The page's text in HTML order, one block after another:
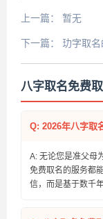
上一篇： 暂无
下一篇： 玏字取
八字取名免费
Q: 2026年八字取
A: 无论您是准父母
免费取名的服务都
信，而是基于数千